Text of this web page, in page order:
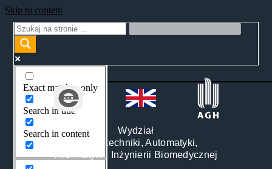
Skip to content
Exact matches only
Search in title
Search in content
Wydział
Elektrotechniki, Automatyki,
Informatyki i Inżynierii Biomedycznej